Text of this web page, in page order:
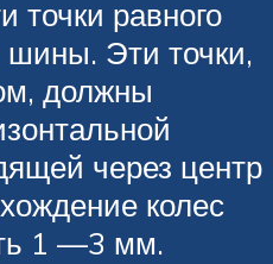
точки равного
Эти точки,
должны
через центр
колес
1 —3 мм.